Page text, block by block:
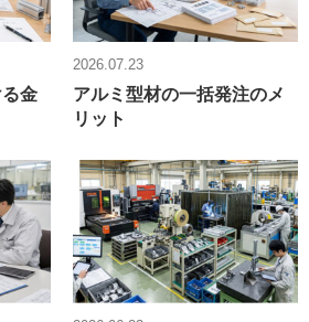
金
2026.07.23
アルミ型材の一括発注のメ
リット